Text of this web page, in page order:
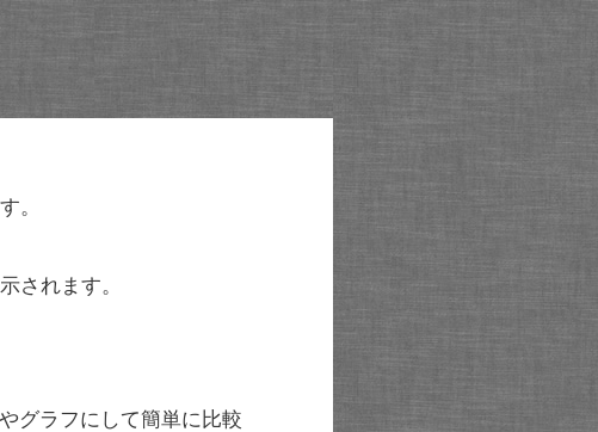
。
されます。
グラフにして簡単に比較